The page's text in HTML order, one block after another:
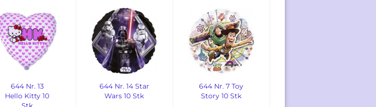
644 Nr. 13
Hello Kitty 10
644 Nr. 14 Star
Wars 10 Stk
644 Nr. 7 Toy
Story 10 Stk